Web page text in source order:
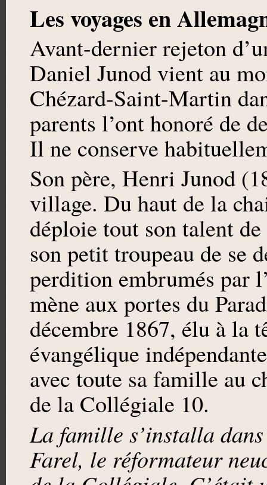
Les voyages en
Avant-dernier rejeton
Daniel Junod vient au
Chézard-Saint-Martin
parents l’ont honoré de
Il ne conserve
Son père, Henri Junod
village. Du haut de la
déploie tout son talent
son petit troupeau de se
perdition embrumés par
mène aux portes du
décembre 1867, élu à la
évangélique
avec toute sa famille au
de la Collégiale 10.
La famille s’installa
Farel, le réformateur